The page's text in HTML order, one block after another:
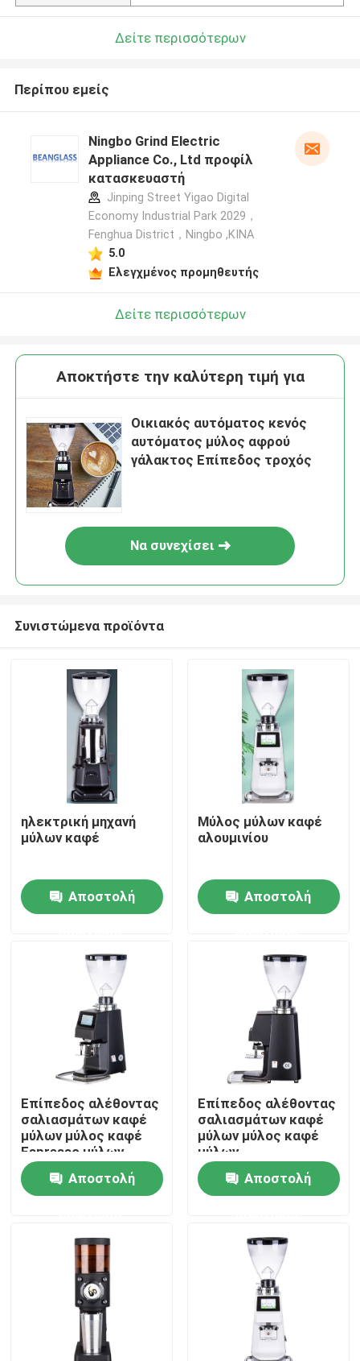
Σπίτι
Εμφάνιση VR
Περίπου εμείς
Γύρος εργοστασίων
Ποιοτικός έλεγχος
Μας ελάτε σε επαφή με
Περιπτώσεις
Μύλος φασολιών καφέ
Μύλος καφέ σαλιασμάτων
Δείτε περισσότερων
Περίπου εμείς
Ningbo Grind Electric
Appliance Co., Ltd προφίλ
κατασκευαστή
Jinping Street Yigao Digital
Economy Industrial Park 2029，
Fenghua District，Ningbo ,ΚΙΝΑ
5.0
Ελεγχμένος προμηθευτής
Δείτε περισσότερων
Αποκτήστε την καλύτερη τιμή για
Οικιακός αυτόματος κενός
αυτόματος μύλος αφρού
γάλακτος Επίπεδος τροχός
Να συνεχίσει
Συνιστώμενα προϊόντα
ηλεκτρική μηχανή
μύλων καφέ
Αποστολή
Μύλος μύλων καφέ
αλουμινίου
Αποστολή
Επίπεδος αλέθοντας
σαλιασμάτων καφέ
μύλων μύλος καφέ
Espresso μύλων
εμπορικός
Αποστολή
Επίπεδος αλέθοντας
σαλιασμάτων καφέ
μύλων μύλος καφέ
μύλων
χειρωνακτικός
Αποστολή